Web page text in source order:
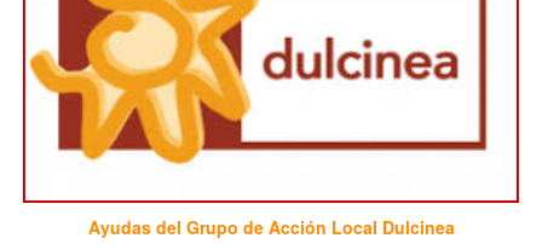
Ayudas del Grupo de Acción Local Dulcinea